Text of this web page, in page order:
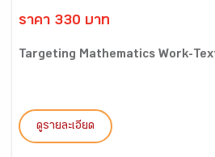
ราคา 330 บาท
Targeting Mathematics Work-
ดูรายละเอียด